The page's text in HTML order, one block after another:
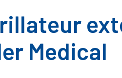
Medical